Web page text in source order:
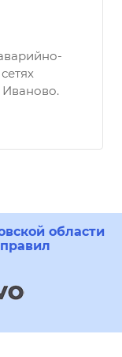
Иваново.
области